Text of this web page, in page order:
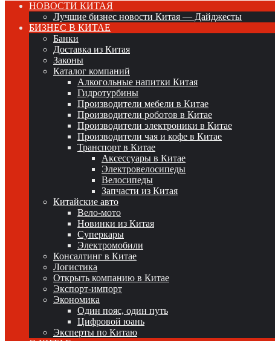
НОВОСТИ КИТАЯ
Лучшие бизнес новости Китая — Дайджесты
БИЗНЕС В КИТАЕ
Банки
Доставка из Китая
Законы
Каталог компаний
Алкогольные напитки Китая
Гидротурбины
Производители мебели в Китае
Производители роботов в Китае
Производители электроники в Китае
Производители чая и кофе в Китае
Транспорт в Китае
Аксессуары в Китае
Электровелосипеды
Велосипеды
Запчасти из Китая
Китайские авто
Вело-мото
Новинки из Китая
Суперкары
Электромобили
Консалтинг в Китае
Логистика
Открыть компанию в Китае
Экспорт-импорт
Экономика
Один пояс, один путь
Цифровой юань
Эксперты по Китаю